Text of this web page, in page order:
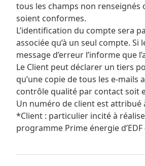
tous les champs non renseignés
soient conformes.
L’identification du compte sera
associée qu’à un seul compte.
message d’erreur l’informe que
Le Client peut déclarer un tiers
qu’une copie de tous les e-mails
contrôle qualité par contact soit
Un numéro de client est attribué
*Client : particulier incité à
programme Prime énergie